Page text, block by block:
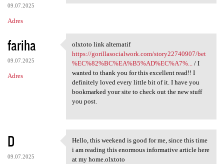
09.07.2025
Adres
fariha
09.07.2025
Adres
olxtoto link alternatif https
olxtoto link alternatif
https://gorillasocialwork.com/story22740907/bet
%EC%82%BC%EA%B5%AD%EC%A7%...
/ I
wanted to thank you for this excellent read!! I
definitely loved every little bit of it. I have you
bookmarked your site to check out the new stuff
you post.
D
09.07.2025
Hello, this weekend is good
Hello, this weekend is good for me, since this time
i am reading this enormous informative article here
at my home.olxtoto